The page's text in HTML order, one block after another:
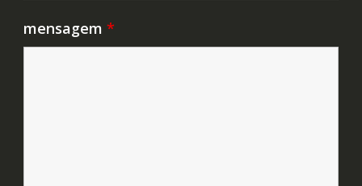
mensagem *